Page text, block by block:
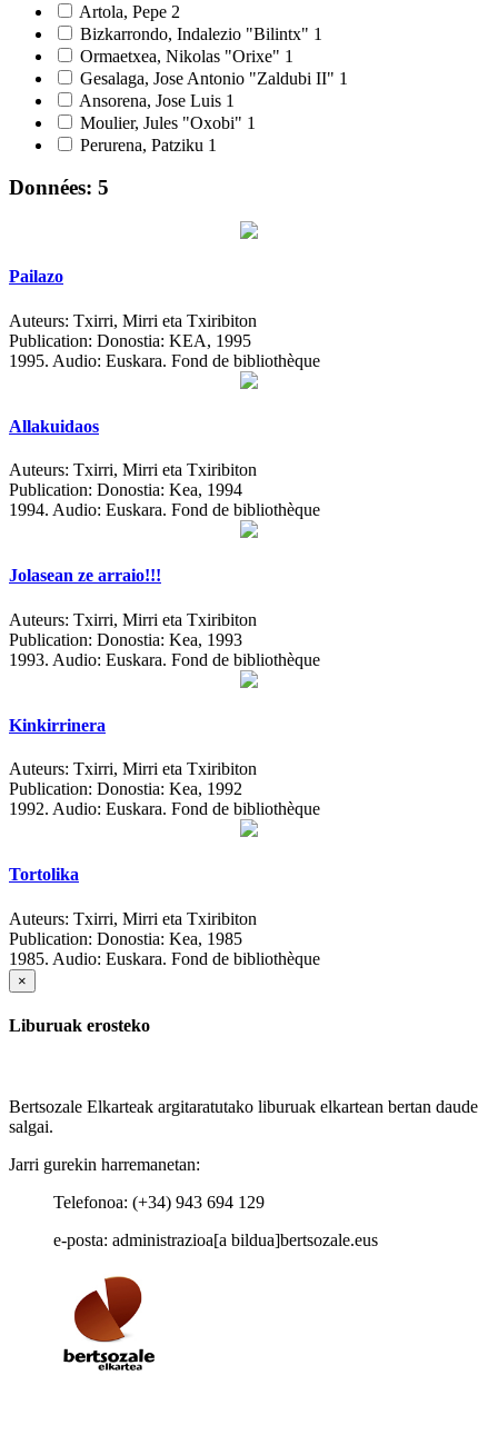
Artola, Pepe 2
Bizkarrondo, Indalezio "Bilintx" 1
Ormaetxea, Nikolas "Orixe" 1
Gesalaga, Jose Antonio "Zaldubi II" 1
Ansorena, Jose Luis 1
Moulier, Jules "Oxobi" 1
Perurena, Patziku 1
Données: 5
Pailazo
Auteurs: Txirri, Mirri eta Txiribiton
Publication: Donostia: KEA, 1995
1995. Audio: Euskara. Fond de bibliothèque
Allakuidaos
Auteurs: Txirri, Mirri eta Txiribiton
Publication: Donostia: Kea, 1994
1994. Audio: Euskara. Fond de bibliothèque
Jolasean ze arraio!!!
Auteurs: Txirri, Mirri eta Txiribiton
Publication: Donostia: Kea, 1993
1993. Audio: Euskara. Fond de bibliothèque
Kinkirrinera
Auteurs: Txirri, Mirri eta Txiribiton
Publication: Donostia: Kea, 1992
1992. Audio: Euskara. Fond de bibliothèque
Tortolika
Auteurs: Txirri, Mirri eta Txiribiton
Publication: Donostia: Kea, 1985
1985. Audio: Euskara. Fond de bibliothèque
×
Liburuak erosteko
Bertsozale Elkarteak argitaratutako liburuak elkartean bertan daude
salgai.
Jarri gurekin harremanetan:
Telefonoa: (+34) 943 694 129
e-posta: administrazioa[a bildua]bertsozale.eus